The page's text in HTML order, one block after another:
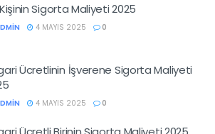
Sigorta Maliyeti 2025
4 MAYIS 2025 0
Ücretlinin İşverene Sigorta Maliyeti
4 MAYIS 2025 0